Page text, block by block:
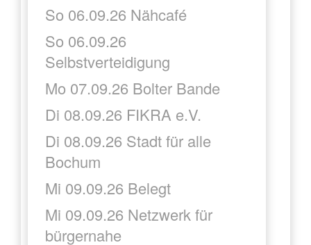
So 06.09.26 Nähcafé
So 06.09.26
Selbstverteidigung
Mo 07.09.26 Bolter Bande
Di 08.09.26 FIKRA e.V.
Di 08.09.26 Stadt für alle
Bochum
Mi 09.09.26 Belegt
Mi 09.09.26 Netzwerk für
bürgernahe